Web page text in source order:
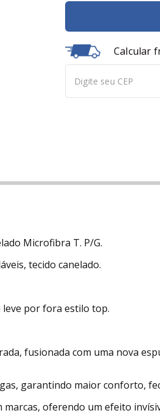
Calcular
Microfibra T. P/G.
tecido canelado.
leve por fora estilo top.
fusionada com uma nova
garantindo maior conforto,
oferendo um efeito